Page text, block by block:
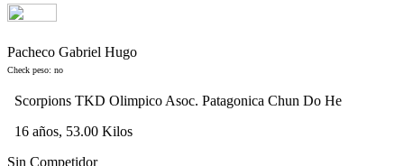
Pacheco Gabriel Hugo
Check peso: no
Scorpions TKD Olimpico Asoc. Patagonica Chun Do He
16 años, 53.00 Kilos
Sin Competidor